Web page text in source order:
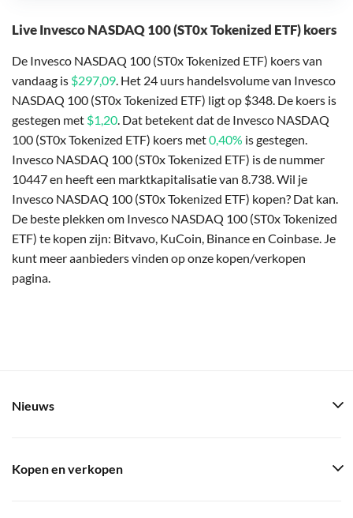
Live Invesco NASDAQ 100 (ST0x Tokenized ETF) koers
De Invesco NASDAQ 100 (ST0x Tokenized ETF) koers van
vandaag is $297,09. Het 24 uurs handelsvolume van Invesco
NASDAQ 100 (ST0x Tokenized ETF) ligt op $348. De koers is
gestegen met $1,20. Dat betekent dat de Invesco NASDAQ
100 (ST0x Tokenized ETF) koers met0,40% is gestegen.
Invesco NASDAQ 100 (ST0x Tokenized ETF) is de nummer
10447 en heeft een marktkapitalisatie van 8.738. Wil je
Invesco NASDAQ 100 (ST0x Tokenized ETF) kopen? Dat kan.
De beste plekken om Invesco NASDAQ 100 (ST0x Tokenized
ETF) te kopen zijn: Bitvavo, KuCoin, Binance en Coinbase. Je
kunt meer aanbieders vinden op onze kopen/verkopen
pagina.
Nieuws
Kopen en verkopen